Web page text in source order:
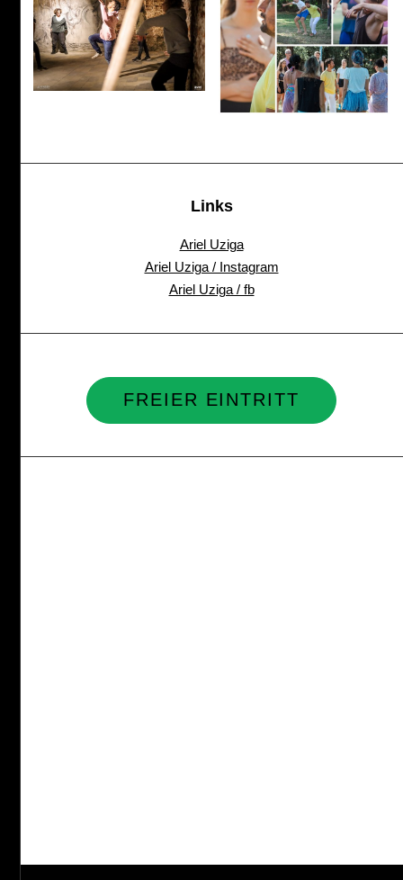
Links
Ariel Uziga
Ariel Uziga / Instagram
Ariel Uziga / fb
FREIER EINTRITT